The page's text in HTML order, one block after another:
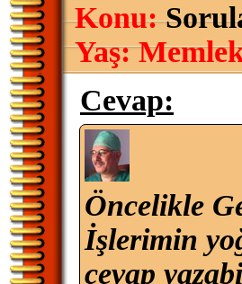
Konu:
Yaş:
Cevap:
Öncelikle
İşlerimin
cevap